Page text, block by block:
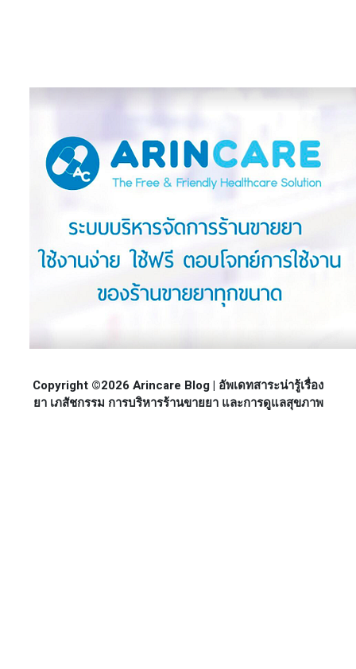
Copyright ©2026 Arincare Blog | อัพเดทสาระน่ารู้เรื่อง
ยา เภสัชกรรม การบริหารร้านขายยา และการดูแลสุขภาพ